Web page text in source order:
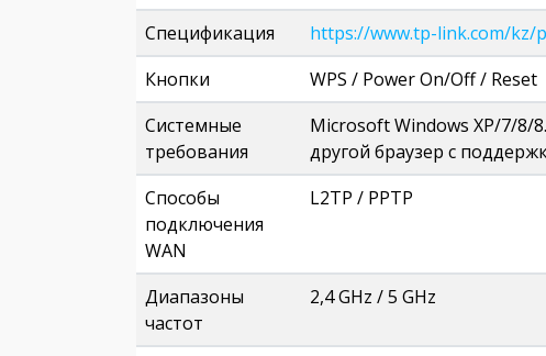
Спецификация
https://www.tp-link.com/kz/
Кнопки
WPS / Power On/Off / Reset
Системные
требования
Microsoft Windows XP/7/8/
другой браузер с
Способы
подключения
WAN
L2TP / PPTP
Диапазоны
частот
2,4 GHz / 5 GHz